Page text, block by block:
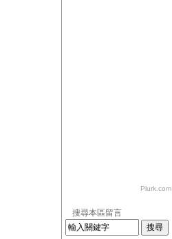
Plurk.com
搜尋本區留言